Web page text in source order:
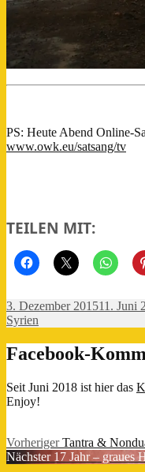
PS: Heute Abend Online-
www.owk.eu/satsang/tv
TEILEN MIT:
Veröffentlicht
am
3. Dezember 201511. Juni
Syrien
Facebook-
Seit Juni 2018 ist hier das
Enjoy!
Vorheriger Vorheriger
Beitrag:
Tantra &
Nächster Nächster
17 Jahr – graues